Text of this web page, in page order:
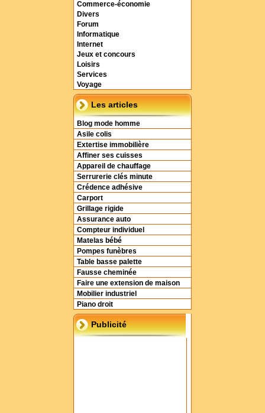
Commerce-économie
Divers
Forum
Informatique
Internet
Jeux et concours
Loisirs
Services
Voyage
Les articles
Blog mode homme
Asile colis
Extertise immobilière
Affiner ses cuisses
Appareil de chauffage
Serrurerie clés minute
Crédence adhésive
Carport
Grillage rigide
Assurance auto
Compteur individuel
Matelas bébé
Pompes funèbres
Table basse palette
Fausse cheminée
Faire une extension de maison
Mobilier industriel
Piano droit
Publicité